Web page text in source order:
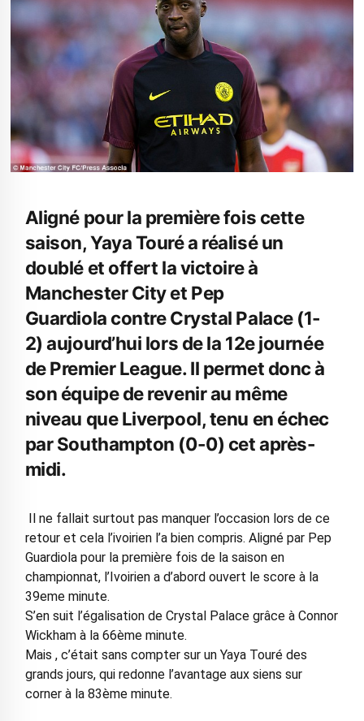
Aligné pour la première fois cette
saison, Yaya Touré a réalisé un
doublé et offert la victoire à
Manchester City et Pep
Guardiola contre Crystal Palace (1-
2) aujourd’hui lors de la 12e journée
de Premier League. Il permet donc à
son équipe de revenir au même
niveau que Liverpool, tenu en échec
par Southampton (0-0) cet après-
midi.
Il ne fallait surtout pas manquer l’occasion lors de ce
retour et cela l’ivoirien l’a bien compris. Aligné par Pep
Guardiola pour la première fois de la saison en
championnat, l’Ivoirien a d’abord ouvert le score à la
39eme minute.
S’en suit l’égalisation de Crystal Palace grâce à Connor
Wickham à la 66ème minute.
Mais , c’était sans compter sur un Yaya Touré des
grands jours, qui redonne l’avantage aux siens sur
corner à la 83ème minute.